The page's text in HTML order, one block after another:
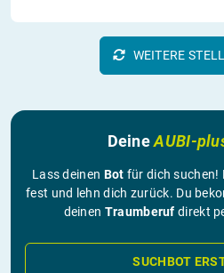
WEITERE
DeineAUBI-
Lass deinen Bot für dich suchen!
fest und lehn dich zurück. Du
deinen Traumberuf direkt
SUCHBOT